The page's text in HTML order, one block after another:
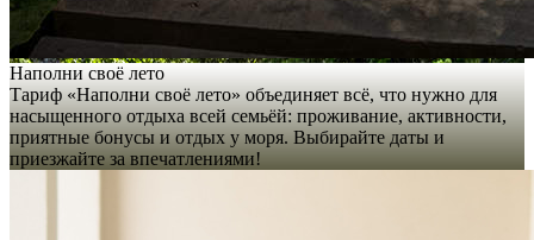
Наполни своё лето
Тариф «Наполни своё лето» объединяет всё, что нужно для
насыщенного отдыха всей семьёй: проживание, активности,
приятные бонусы и отдых у моря. Выбирайте даты и
приезжайте за впечатлениями!